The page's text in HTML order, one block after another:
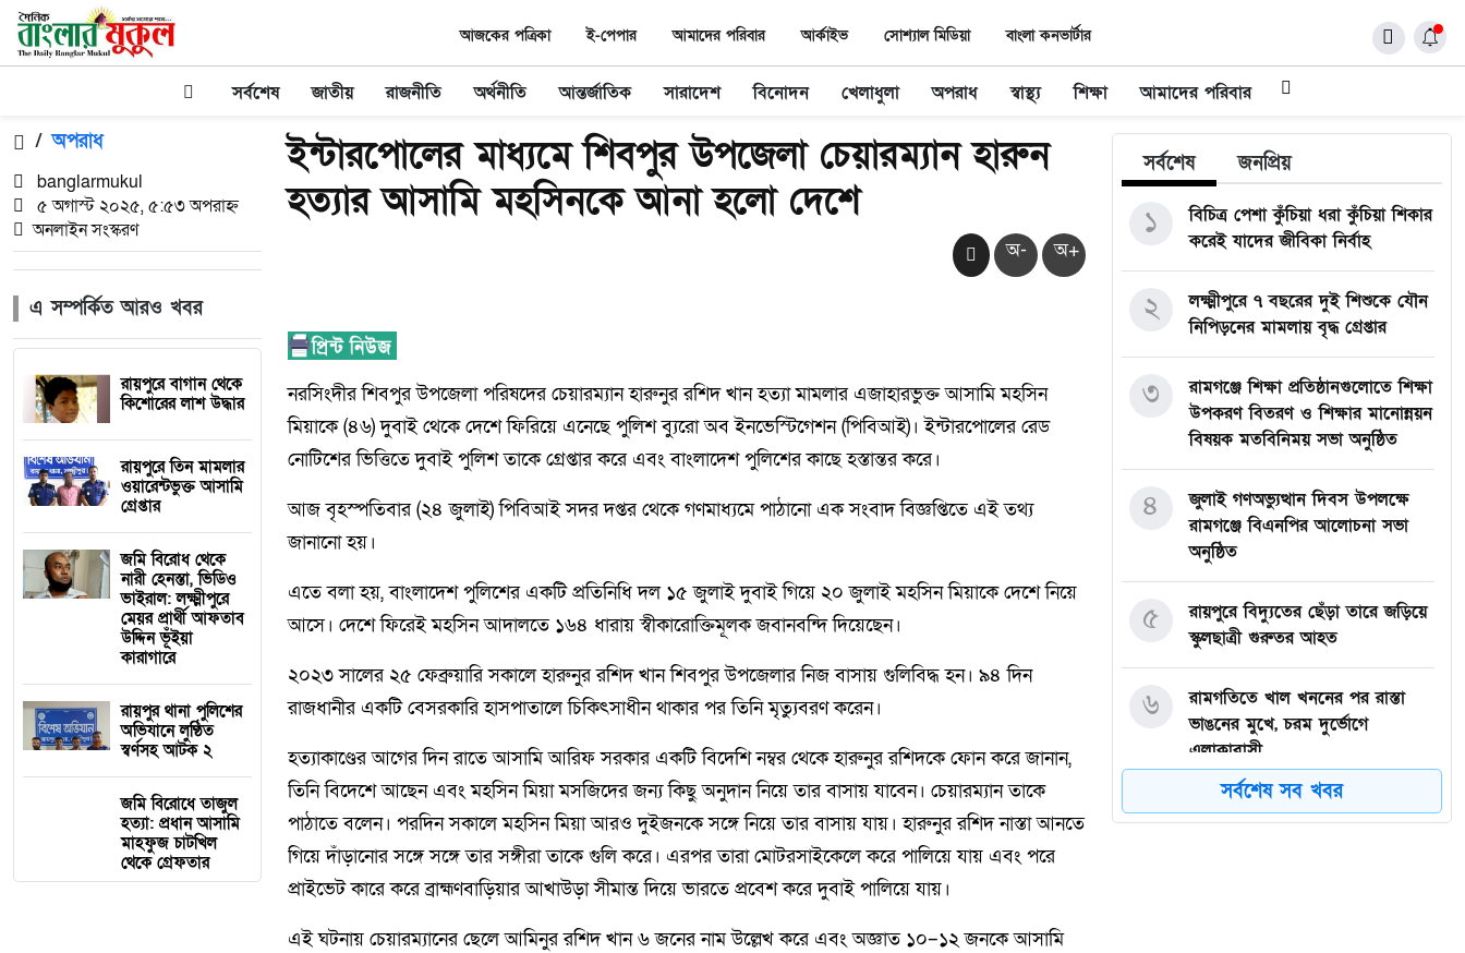
আজকের পত্রিকা ই-পেপার আমাদের পরিবার আর্কাইভ সোশ্যাল মিডিয়া বাংলা কনভার্টার
সর্বশেষ জাতীয় রাজনীতি অর্থনীতি আন্তর্জাতিক সারাদেশ বিনোদন খেলাধুলা অপরাধ স্বাস্থ্য শিক্ষা আমাদের পরিবার
/ অপরাধ
banglarmukul
৫ অগাস্ট ২০২৫, ৫:৫৩ অপরাহ্ন
অনলাইন সংস্করণ
এ সম্পর্কিত আরও খবর
রায়পুরে বাগান থেকে
কিশোরের লাশ উদ্ধার
রায়পুরে তিন মামলার
ওয়ারেন্টভুক্ত আসামি
গ্রেপ্তার
জমি বিরোধ থেকে
নারী হেনস্তা, ভিডিও
ভাইরাল: লক্ষ্মীপুরে
মেয়র প্রার্থী আফতাব
উদ্দিন ভূঁইয়া
কারাগারে
রায়পুর থানা পুলিশের
অভিযানে লুণ্ঠিত
স্বর্ণসহ আটক ২
জমি বিরোধে তাজুল
হত্যা: প্রধান আসামি
মাহফুজ চাটখিল
থেকে গ্রেফতার
ইন্টারপোলের মাধ্যমে শিবপুর উপজেলা চেয়ারম্যান হারুন
হত্যার আসামি মহসিনকে আনা হলো দেশে
অ- অ+
নরসিংদীর শিবপুর উপজেলা পরিষদের চেয়ারম্যান হারুনুর রশিদ খান হত্যা মামলার এজাহারভুক্ত আসামি মহসিন
মিয়াকে (৪৬) দুবাই থেকে দেশে ফিরিয়ে এনেছে পুলিশ ব্যুরো অব ইনভেস্টিগেশন (পিবিআই)। ইন্টারপোলের রেড
নোটিশের ভিত্তিতে দুবাই পুলিশ তাকে গ্রেপ্তার করে এবং বাংলাদেশ পুলিশের কাছে হস্তান্তর করে।
আজ বৃহস্পতিবার (২৪ জুলাই) পিবিআই সদর দপ্তর থেকে গণমাধ্যমে পাঠানো এক সংবাদ বিজ্ঞপ্তিতে এই তথ্য
জানানো হয়।
এতে বলা হয়, বাংলাদেশ পুলিশের একটি প্রতিনিধি দল ১৫ জুলাই দুবাই গিয়ে ২০ জুলাই মহসিন মিয়াকে দেশে নিয়ে
আসে। দেশে ফিরেই মহসিন আদালতে ১৬৪ ধারায় স্বীকারোক্তিমূলক জবানবন্দি দিয়েছেন।
২০২৩ সালের ২৫ ফেব্রুয়ারি সকালে হারুনুর রশিদ খান শিবপুর উপজেলার নিজ বাসায় গুলিবিদ্ধ হন। ৯৪ দিন
রাজধানীর একটি বেসরকারি হাসপাতালে চিকিৎসাধীন থাকার পর তিনি মৃত্যুবরণ করেন।
হত্যাকাণ্ডের আগের দিন রাতে আসামি আরিফ সরকার একটি বিদেশি নম্বর থেকে হারুনুর রশিদকে ফোন করে জানান,
তিনি বিদেশে আছেন এবং মহসিন মিয়া মসজিদের জন্য কিছু অনুদান নিয়ে তার বাসায় যাবেন। চেয়ারম্যান তাকে
পাঠাতে বলেন। পরদিন সকালে মহসিন মিয়া আরও দুইজনকে সঙ্গে নিয়ে তার বাসায় যায়। হারুনুর রশিদ নাস্তা আনতে
গিয়ে দাঁড়ানোর সঙ্গে সঙ্গে তার সঙ্গীরা তাকে গুলি করে। এরপর তারা মোটরসাইকেলে করে পালিয়ে যায় এবং পরে
প্রাইভেট কারে করে ব্রাহ্মণবাড়িয়ার আখাউড়া সীমান্ত দিয়ে ভারতে প্রবেশ করে দুবাই পালিয়ে যায়।
এই ঘটনায় চেয়ারম্যানের ছেলে আমিনুর রশিদ খান ৬ জনের নাম উল্লেখ করে এবং অজ্ঞাত ১০–১২ জনকে আসামি
সর্বশেষ জনপ্রিয়
বিচিত্র পেশা কুঁচিয়া ধরা কুঁচিয়া শিকার
করেই যাদের জীবিকা নির্বাহ
১
লক্ষ্মীপুরে ৭ বছরের দুই শিশুকে যৌন
নিপিড়নের মামলায় বৃদ্ধ গ্রেপ্তার
২
রামগঞ্জে শিক্ষা প্রতিষ্ঠানগুলোতে শিক্ষা
উপকরণ বিতরণ ও শিক্ষার মানোন্নয়ন
বিষয়ক মতবিনিময় সভা অনুষ্ঠিত
৩
জুলাই গণঅভ্যুত্থান দিবস উপলক্ষে
রামগঞ্জে বিএনপির আলোচনা সভা
অনুষ্ঠিত
৪
রায়পুরে বিদ্যুতের ছেঁড়া তারে জড়িয়ে
স্কুলছাত্রী গুরুতর আহত
৫
রামগতিতে খাল খননের পর রাস্তা
ভাঙনের মুখে, চরম দুর্ভোগে
এলাকাবাসী
৬
যারা স্বাধীনতার সময় বাংলাদেশের
৭
সর্বশেষ সব খবর